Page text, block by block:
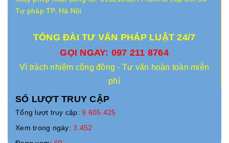
Tư pháp TP. Hà Nội
TỔNG ĐÀI TƯ VẤN PHÁP LUẬT 24/7
GỌI NGAY: 097 211 8764
Vì trách nhiệm cộng đồng - Tư vấn hoàn toàn miễn
phí
SỐ LƯỢT TRUY CẬP
Tổng lượt truy cập: 9.605.425
Xem trong ngày: 3.452